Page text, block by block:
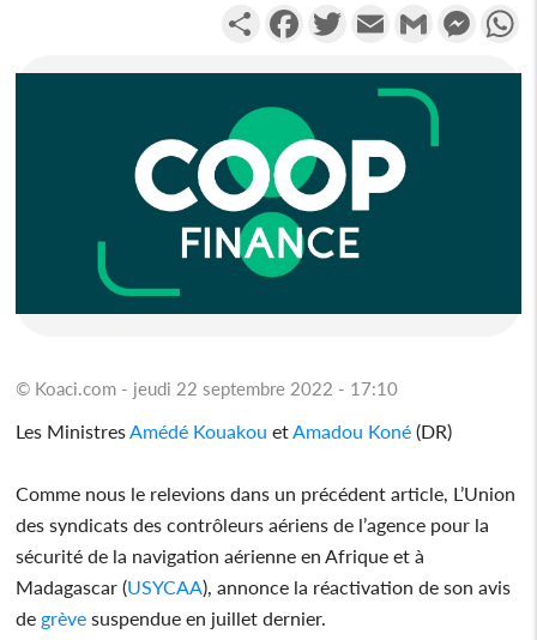
PartagerFacebookTwitterEmail Gmail
© Koaci.com - jeudi 22 septembre 2022 - 17:10
Les Ministres Amédé Kouakou et Amadou Koné (DR)
Comme nous le relevions dans un précédent article, L’Union
des syndicats des contrôleurs aériens de l’agence pour la
sécurité de la navigation aérienne en Afrique et à
Madagascar (USYCAA), annonce la réactivation de son avis
de grève suspendue en juillet dernier.